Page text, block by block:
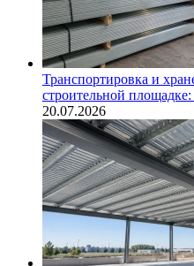
Транспортировка и
строительной
20.07.2026